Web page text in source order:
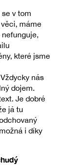
v tom
máme
nefunguje,
které jsme
nás
dojem.
Je dobré
já tu
i díky